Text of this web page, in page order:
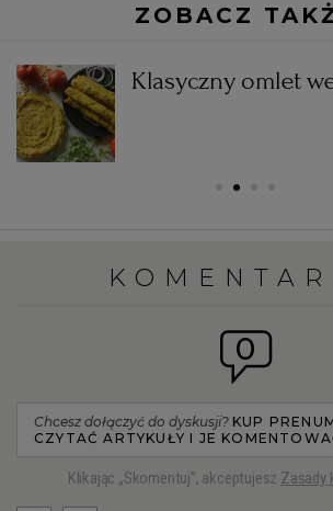
ZOBACZ
Klasyczny omlet
0
Chcesz dołączyć do dyskusji? KUP
CZYTAĆ ARTYKUŁY I JE
Klikając „Skomentuj”, akceptujesz Zasady